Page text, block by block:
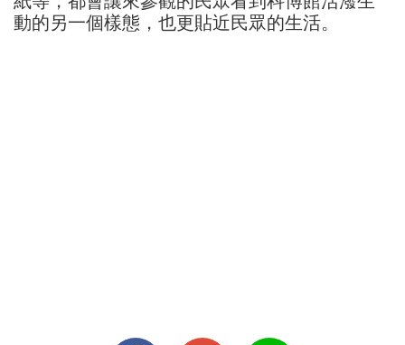
動的另一個樣態，也更貼近民眾的生活。